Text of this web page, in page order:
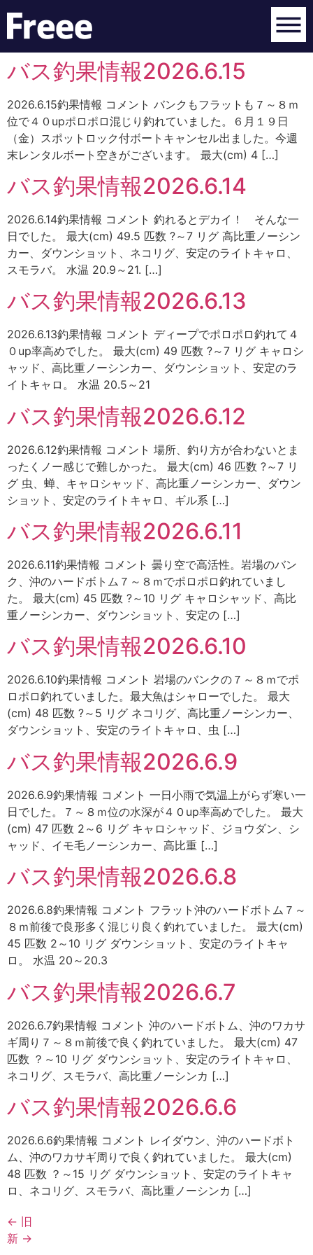
バス釣果情報2026.6.15
2026.6.15釣果情報 コメント バンクもフラットも７～８ｍ
位で４０upポロポロ混じり釣れていました。６月１９日
（金）スポットロック付ボートキャンセル出ました。今週
末レンタルボート空きがございます。 最大(cm) 4 […]
バス釣果情報2026.6.14
2026.6.14釣果情報 コメント 釣れるとデカイ！ そんな一
日でした。 最大(cm) 49.5 匹数 ?～7 リグ 高比重ノーシン
カー、ダウンショット、ネコリグ、安定のライトキャロ、
スモラバ。 水温 20.9～21. […]
バス釣果情報2026.6.13
2026.6.13釣果情報 コメント ディープでポロポロ釣れて４
０up率高めでした。 最大(cm) 49 匹数 ?～7 リグ キャロシ
ャッド、高比重ノーシンカー、ダウンショット、安定のラ
イトキャロ。 水温 20.5～21
バス釣果情報2026.6.12
2026.6.12釣果情報 コメント 場所、釣り方が合わないとま
ったくノー感じで難しかった。 最大(cm) 46 匹数 ?～7 リ
グ 虫、蝉、キャロシャッド、高比重ノーシンカー、ダウン
ショット、安定のライトキャロ、ギル系 […]
バス釣果情報2026.6.11
2026.6.11釣果情報 コメント 曇り空で高活性。岩場のバン
ク、沖のハードボトム７～８ｍでポロポロ釣れていまし
た。 最大(cm) 45 匹数 ?～10 リグ キャロシャッド、高比
重ノーシンカー、ダウンショット、安定の […]
バス釣果情報2026.6.10
2026.6.10釣果情報 コメント 岩場のバンクの７～８ｍでポ
ロポロ釣れていました。最大魚はシャローでした。 最大
(cm) 48 匹数 ?～5 リグ ネコリグ、高比重ノーシンカー、
ダウンショット、安定のライトキャロ、虫 […]
バス釣果情報2026.6.9
2026.6.9釣果情報 コメント 一日小雨で気温上がらず寒い一
日でした。７～８ｍ位の水深が４０up率高めでした。 最大
(cm) 47 匹数 2～6 リグ キャロシャッド、ジョウダン、シ
ャッド、イモ毛ノーシンカー、高比重 […]
バス釣果情報2026.6.8
2026.6.8釣果情報 コメント フラット沖のハードボトム７～
８ｍ前後で良形多く混じり良く釣れていました。 最大(cm)
45 匹数 2～10 リグ ダウンショット、安定のライトキャ
ロ。 水温 20～20.3
バス釣果情報2026.6.7
2026.6.7釣果情報 コメント 沖のハードボトム、沖のワカサ
ギ周り７～８ｍ前後で良く釣れていました。 最大(cm) 47
匹数 ？～10 リグ ダウンショット、安定のライトキャロ、
ネコリグ、スモラバ、高比重ノーシンカ […]
バス釣果情報2026.6.6
2026.6.6釣果情報 コメント レイダウン、沖のハードボト
ム、沖のワカサギ周りで良く釣れていました。 最大(cm)
48 匹数 ？～15 リグ ダウンショット、安定のライトキャ
ロ、ネコリグ、スモラバ、高比重ノーシンカ […]
← 旧
新 →